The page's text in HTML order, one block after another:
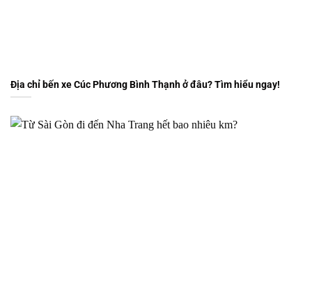
Địa chỉ bến xe Cúc Phương Bình Thạnh ở đâu? Tìm hiểu ngay!